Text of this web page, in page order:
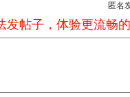
匿名
发帖子，体验更流畅